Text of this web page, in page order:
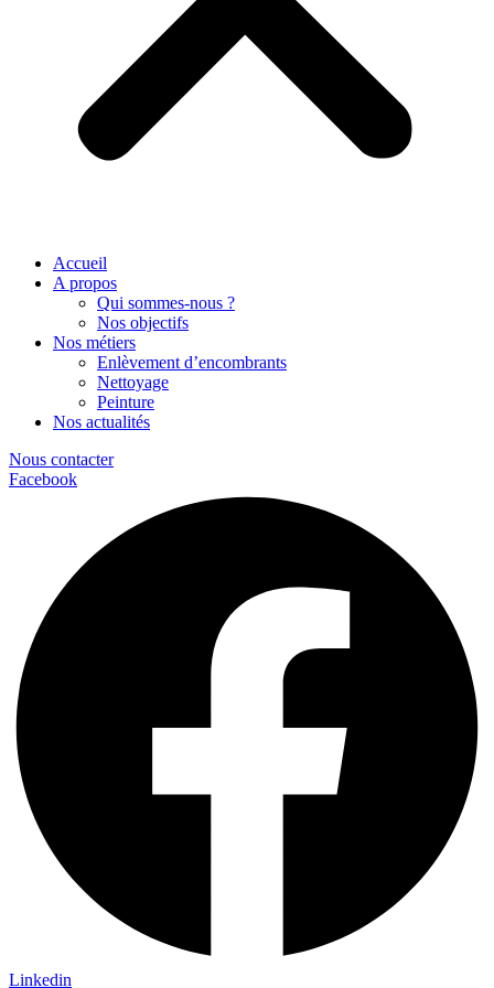
Accueil
A propos
Qui sommes-nous ?
Nos objectifs
Nos métiers
Enlèvement d’encombrants
Nettoyage
Peinture
Nos actualités
Nous contacter
Facebook
Linkedin